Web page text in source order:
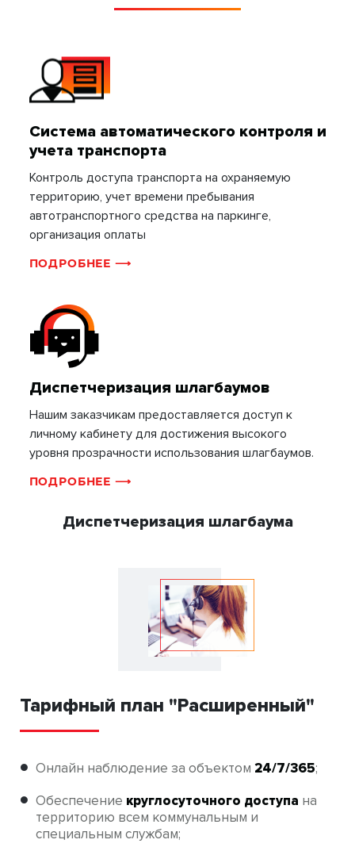
Система автоматического контроля и
учета транспорта
Контроль доступа транспорта на охраняемую
территорию, учет времени пребывания
автотранспортного средства на паркинге,
организация оплаты
ПОДРОБНЕЕ ⟶
Диспетчеризация шлагбаумов
Нашим заказчикам предоставляется доступ к
личному кабинету для достижения высокого
уровня прозрачности использования шлагбаумов.
ПОДРОБНЕЕ ⟶
Диспетчеризация шлагбаума
Тарифный план "Расширенный"
Онлайн наблюдение за объектом 24/7/365;
Обеспечение круглосуточного доступа на
территорию всем коммунальным и
специальным службам;